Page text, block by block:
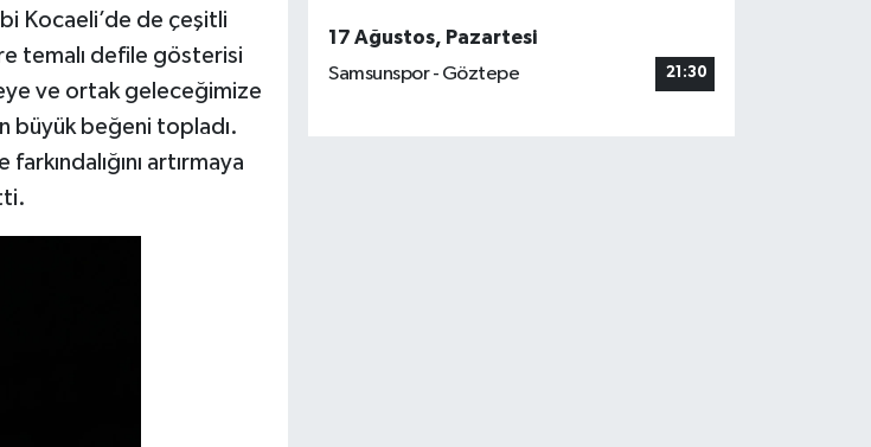
Kocaeli’de de çeşitli
temalı defile gösterisi
ve ortak geleceğimize
büyük beğeni topladı.
artırmaya
17 Ağustos, Pazartesi
Samsunspor - Göztepe
21:30